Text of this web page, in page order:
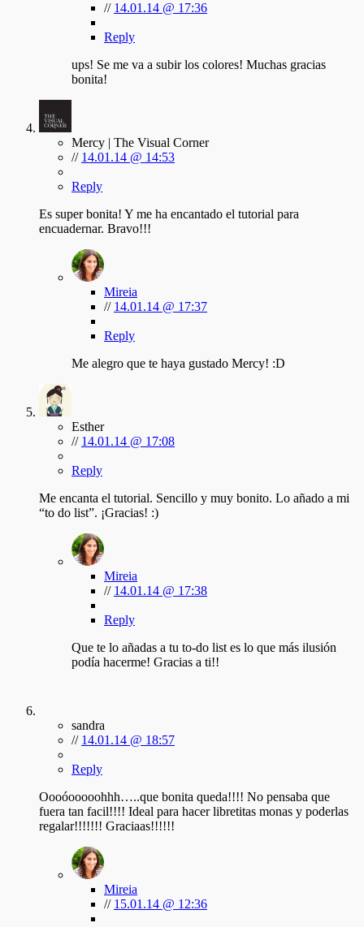
// 14.01.14 @ 17:36
Reply
ups! Se me va a subir los colores! Muchas gracias
bonita!
Mercy | The Visual Corner
// 14.01.14 @ 14:53
Reply
Es super bonita! Y me ha encantado el tutorial para
encuadernar. Bravo!!!
Mireia
// 14.01.14 @ 17:37
Reply
Me alegro que te haya gustado Mercy! :D
Esther
// 14.01.14 @ 17:08
Reply
Me encanta el tutorial. Sencillo y muy bonito. Lo añado a mi
“to do list”. ¡Gracias! :)
Mireia
// 14.01.14 @ 17:38
Reply
Que te lo añadas a tu to-do list es lo que más ilusión
podía hacerme! Gracias a ti!!
sandra
// 14.01.14 @ 18:57
Reply
Oooóooooohhh…..que bonita queda!!!! No pensaba que
fuera tan facil!!!! Ideal para hacer libretitas monas y poderlas
regalar!!!!!!! Graciaas!!!!!!
Mireia
// 15.01.14 @ 12:36